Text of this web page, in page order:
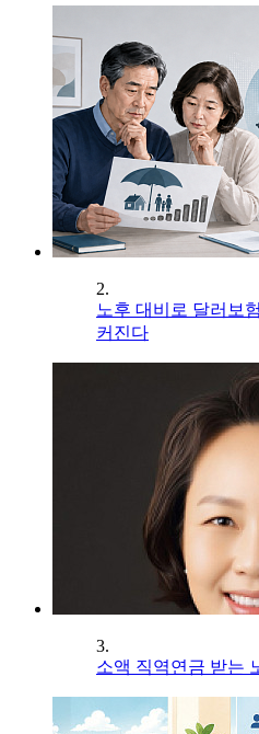
2.
노후 대비로 달러보
커진다
3.
소액 직역연금 받는